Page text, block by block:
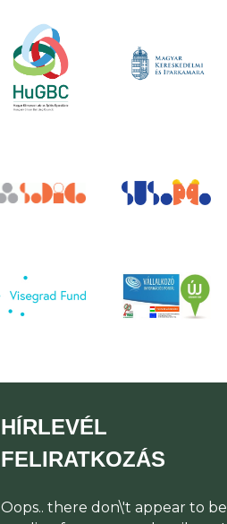
HÍRLEVÉL
FELIRATKOZÁS
Oops.. there don\'t appear to be